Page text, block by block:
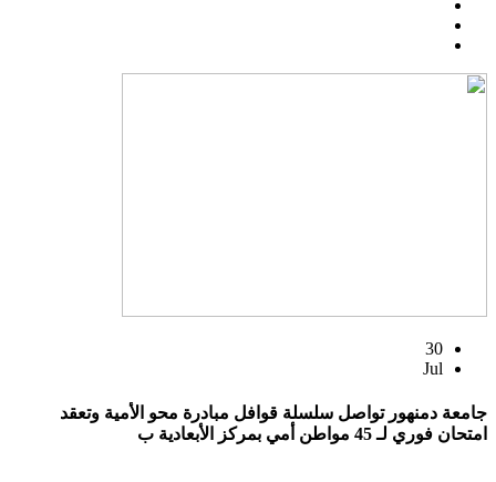
30
Jul
جامعة دمنهور تواصل سلسلة قوافل مبادرة محو الأمية وتعقد
امتحان فوري لـ 45 مواطن أمي بمركز الأبعادية ب